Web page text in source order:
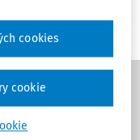
cookies
cookie